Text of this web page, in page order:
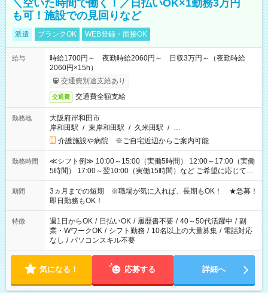
＼空いた時間で働く！／日払いOK×1勤務3万円
も可！施設での見回りなど
派遣 ブランクOK WEB登録・面接OK
給与
時給1700円～ 夜勤時給2060円～ 日収3万円～（夜勤時給
2060円×15h）
交通費別途支給あり
交通費 交通費全額支給
勤務地
大阪府岸和田市
岸和田駅 / 東岸和田駅 / 久米田駅 / …
介護施設や病院 ※ご自宅近辺からご案内可能
勤務時間
≪シフト例≫ 10:00～15:00（実働5時間） 12:00～17:00（実働
5時間） 17:00～翌10:00（実働15時間）など ご希望に応じて、
働く時間は調整できます！ お気軽に担当へ相談ください！
期間
3ヵ月までの短期 ※職場が気に入れば、長期もOK！ ★急募！
即日勤務もOK！
特徴 週1日からOK / 日払いOK / 履歴書不要 / 40～50代活躍中 / 副
業・WワークOK / シフト勤務 / 10名以上の大量募集 / 電話対応
なし / パソコンスキル不要
気になる！ 応募する 詳細へ